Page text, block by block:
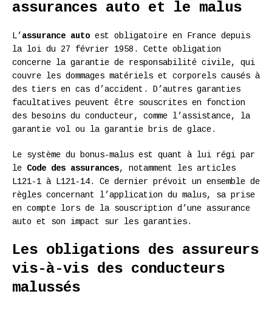
assurances auto et le malus
L’ assurance auto est obligatoire en France depuis
la loi du 27 février 1958. Cette obligation
concerne la garantie de responsabilité civile, qui
couvre les dommages matériels et corporels causés à
des tiers en cas d’accident. D’autres garanties
facultatives peuvent être souscrites en fonction
des besoins du conducteur, comme l’assistance, la
garantie vol ou la garantie bris de glace.
Le système du bonus-malus est quant à lui régi par
le Code des assurances, notamment les articles
L121-1 à L121-14. Ce dernier prévoit un ensemble de
règles concernant l’application du malus, sa prise
en compte lors de la souscription d’une assurance
auto et son impact sur les garanties.
Les obligations des assureurs
vis-à-vis des conducteurs
malussés